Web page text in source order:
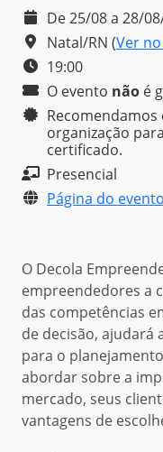
De 25/08 a 28/
Natal/RN (Ver
19:00
O evento não é
organização
certificado.
Presencial
Página do evento
O Decola
empreendedores a
das competências
de decisão, ajudará
para o
abordar sobre a
mercado, seus
vantagens de